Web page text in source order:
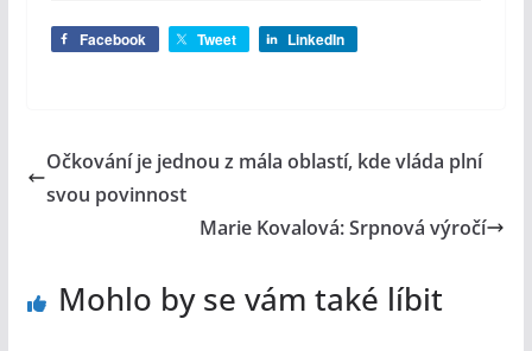
Facebook Tweet LinkedIn
Očkování je jednou z mála oblastí, kde vláda plní
svou povinnost
Marie Kovalová: Srpnová výročí
Mohlo by se vám také líbit